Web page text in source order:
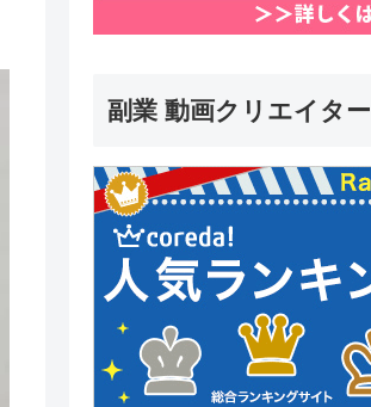
副業 動画クリエイター